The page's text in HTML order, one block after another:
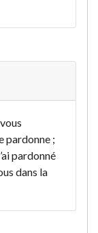
pardonne ;
pardonné
dans la